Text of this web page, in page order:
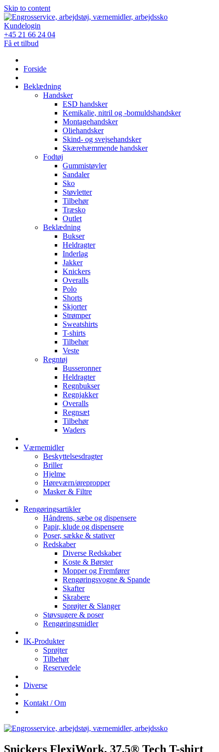
Skip to content
Kundelogin
+45 21 66 24 04
Få et tilbud
Forside
Beklædning
Handsker
ESD handsker
Kemikalie, nitril og -bomuldshandsker
Montagehandsker
Oliehandsker
Skind- og svejsehandsker
Skærehæmmende handsker
Fodtøj
Gummistøvler
Sandaler
Sko
Støvletter
Tilbehør
Træsko
Outlet
Beklædning
Bukser
Heldragter
Inderlag
Jakker
Knickers
Overalls
Polo
Shorts
Skjorter
Strømper
Sweatshirts
T-shirts
Tilbehør
Veste
Regntøj
Busseronner
Heldragter
Regnbukser
Regnjakker
Overalls
Regnsæt
Tilbehør
Waders
Værnemidler
Beskyttelsesdragter
Briller
Hjelme
Høreværn/ørepropper
Masker & Filtre
Rengøringsartikler
Håndrens, sæbe og dispensere
Papir, klude og dispensere
Poser, sække & stativer
Redskaber
Diverse Redskaber
Koste & Børster
Mopper og Fremfører
Rengøringsvogne & Spande
Skafter
Skrabere
Sprøjter & Slanger
Støvsugere & poser
Rengøringsmidler
IK-Produkter
Sprøjter
Tilbehør
Reservedele
Diverse
Kontakt / Om
Snickers FlexiWork, 37.5® Tech T-shirt